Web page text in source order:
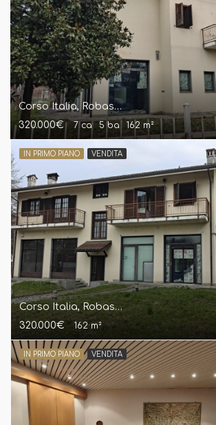
Corso Italia, Robassomero Locale Commerciale
320.000€
7 ca 5 ba 162 m²
IN PRIMO PIANO VENDITA
Corso Italia, Robassomero Casa/Villa Indipendente
320.000€
162 m²
IN PRIMO PIANO VENDITA